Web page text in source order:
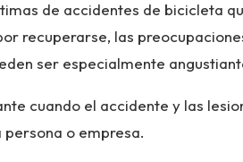
de accidentes de bicicleta
recuperarse, las
ser especialmente
cuando el accidente y las
o empresa.